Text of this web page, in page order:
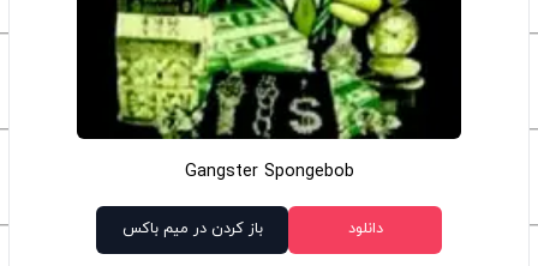
Gangster Spongebob
دانلود باز کردن در میم باکس